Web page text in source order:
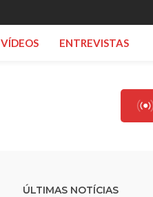
VÍDEOS ENTREVISTAS
ÚLTIMAS NOTÍCIAS